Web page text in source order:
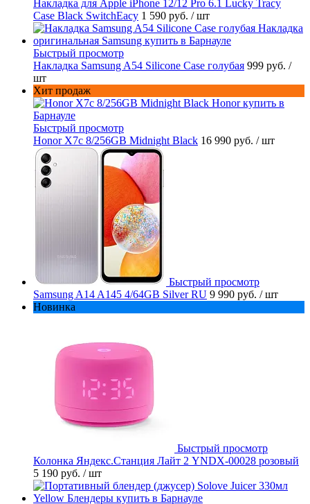
Накладка для Apple iPhone 12/12 Pro 6.1 Lucky Tracy
Case Black SwitchEacy 1 590 руб. / шт
Быстрый просмотр
Накладка Samsung A54 Silicone Case голубая 999 руб. /
шт
Хит продаж
Быстрый просмотр
Honor X7c 8/256GB Midnight Black 16 990 руб. / шт
Быстрый просмотр
Samsung A14 A145 4/64GB Silver RU 9 990 руб. / шт
Новинка
Быстрый просмотр
Колонка Яндекс.Станция Лайт 2 YNDX-00028 розовый
5 190 руб. / шт